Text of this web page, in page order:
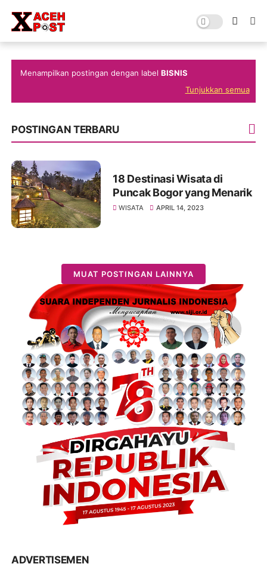
Menampilkan postingan dengan labelBISNIS
Tunjukkan semua
POSTINGAN TERBARU
18 Destinasi Wisata di
Puncak Bogor yang Menarik
WISATA APRIL 14, 2023
MUAT POSTINGAN LAINNYA
ADVERTISEMEN